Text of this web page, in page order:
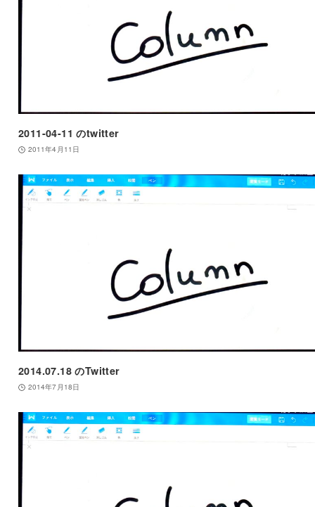
2011-04-11 のtwitter
2011年4月11日
2014.07.18 のTwitter
2014年7月18日